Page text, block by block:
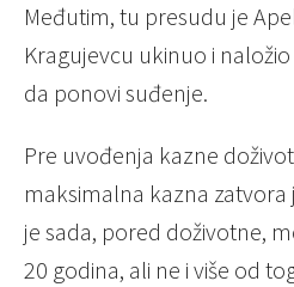
Međutim, tu presudu je
Kragujevcu ukinuo i
da ponovi suđenje.
Pre uvođenja kazne
maksimalna kazna zatvora
je sada, pored doživotne,
20 godina, ali ne i više od